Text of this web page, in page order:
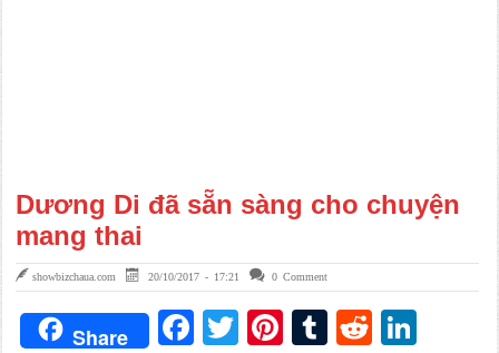
Dương Di đã sẵn sàng cho chuyện
mang thai
showbizchaua.com 20/10/2017 - 17:21 0 Comment
Share Facebook
TwitterPinterest
TumblrReddit